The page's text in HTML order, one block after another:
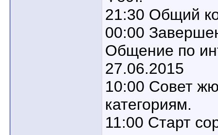
21:30 Общий
00:00
Общение по
27.06.2015
10:00 Совет
категориям.
11:00 Старт